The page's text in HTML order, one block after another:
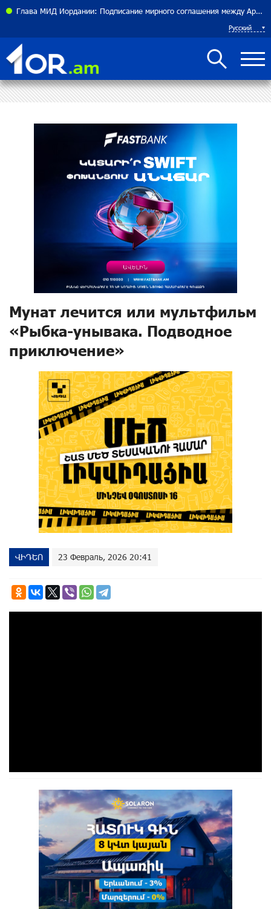
Глава МИД Иордании: Подписание мирного соглашения между Арменией и Азербайджаном близко Рост цен на продукты в Армении ускорился до 8,6%:
Русский
Мунат лечится или мультфильм
«Рыбка-унывака. Подводное
приключение»
ՎԻԴԵՈ 23 Февраль, 2026 20:41